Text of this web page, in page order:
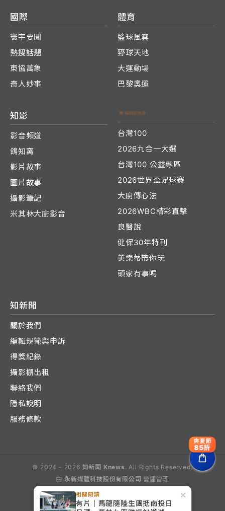
×
相關閱讀
有片｜馬龍隨陸生團抵南投日
國際
寰宇要聞
熱搜話題
東協萬象
奇人妙事
體育
籃球風雲
野球天地
大運動場
巴黎奧運
知影
影音頻道
鴿知窩
影片故事
圖片故事
攝影筆記
米其林大廚影音
台灣100
2026九合一大選
台灣100 公益專區
2026世界盃足球賽
大廚傳心法
2026WBC精彩直擊
良醫說
健保30年特刊
美樂蒂帶你玩
頭家有事嗎
知新聞
關於我們
編輯規範與申訴
得獎紀錄
攝影棚出租
聯絡我們
隱私說明
服務條款
© 2024 - 2026 知新聞 Knews . All Rights Reserved.
由 永新媒體科技股份有限公司 營運管理
爽夏節
85折